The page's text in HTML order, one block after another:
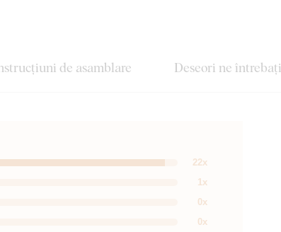
de asamblare Deseori ne întrebați
0x
0x
1x
22x